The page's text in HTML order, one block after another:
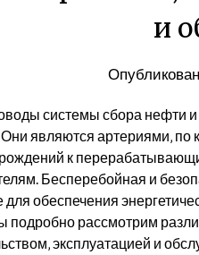
и
системы сбора нефти и
являются артериями‚
к
Бесперебойная и
для обеспечения
подробно рассмотрим
эксплуатацией и